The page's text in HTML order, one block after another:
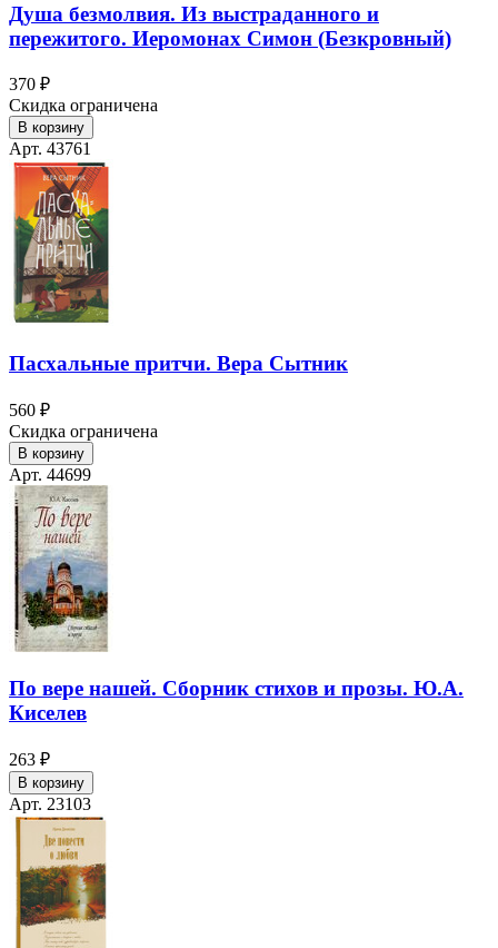
Душа безмолвия. Из выстраданного и
пережитого. Иеромонах Симон (Безкровный)
370 ₽
Скидка ограничена
В корзину
Арт. 43761
Пасхальные притчи. Вера Сытник
560 ₽
Скидка ограничена
В корзину
Арт. 44699
По вере нашей. Сборник стихов и прозы. Ю.А.
Киселев
263 ₽
В корзину
Арт. 23103